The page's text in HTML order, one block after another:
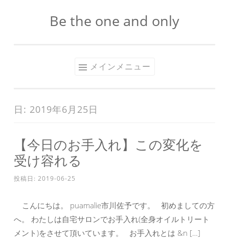
キ
Be the one and only
メインメニュー
日: 2019年6月25日
【今日のお手入れ】この変化を
受け容れる
投稿日: 2019-06-25
こんにちは。 puamalie市川佐予です。 初めましての方
へ。 わたしは自宅サロンでお手入れ(全身オイルトリート
メント)をさせて頂いています。 お手入れとは &n […]